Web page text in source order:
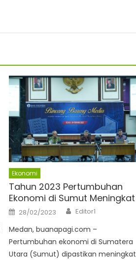
Ekonomi
Tahun 2023 Pertumbuhan
Ekonomi di Sumut Meningkat
Posted
on
28/02/2023 Author
Editor1
Medan, buanapagi.com –
Pertumbuhan ekonomi di Sumatera
Utara (Sumut) dipastikan meningkat